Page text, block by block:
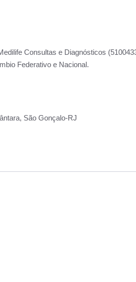
Consultas e Diagnósticos
Federativo e Nacional.
São Gonçalo-RJ